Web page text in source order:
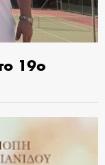
19ο